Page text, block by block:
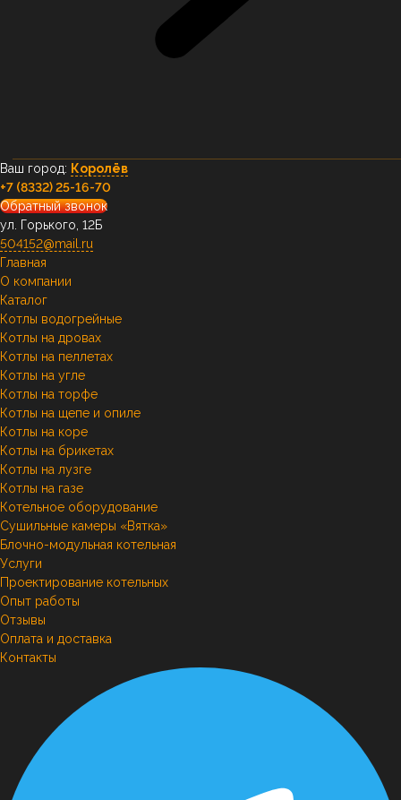
Ваш город: Королёв
+7 (8332) 25-16-70
Обратный звонок
ул. Горького, 12Б
504152@mail.ru
Главная
О компании
Каталог
Котлы водогрейные
Котлы на дровах
Котлы на пеллетах
Котлы на угле
Котлы на торфе
Котлы на щепе и опиле
Котлы на коре
Котлы на брикетах
Котлы на лузге
Котлы на газе
Котельное оборудование
Сушильные камеры «Вятка»
Блочно-модульная котельная
Услуги
Проектирование котельных
Опыт работы
Отзывы
Оплата и доставка
Контакты